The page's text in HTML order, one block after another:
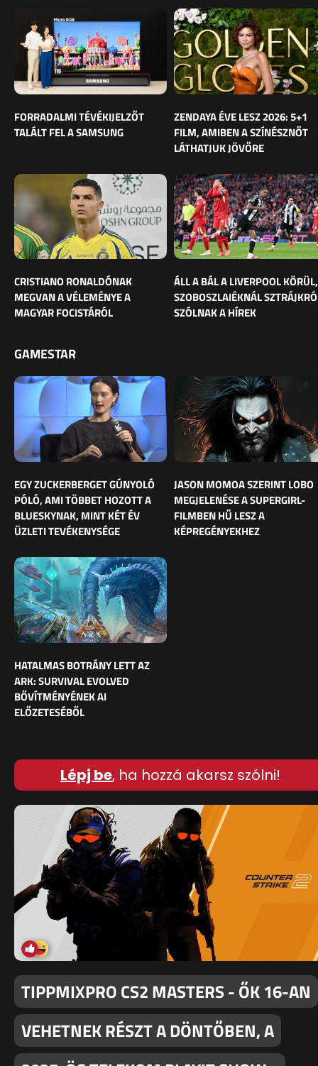
FORRADALMI TÉVÉKIJELZŐT
TALÁLT FEL A SAMSUNG
ZENDAYA ÉVE LESZ 2026: 5+1
FILM, AMIBEN A SZÍNÉSZNŐT
LÁTHATJUK JÖVŐRE
CRISTIANO RONALDÓNAK
MEGVAN A VÉLEMÉNYE A
MAGYAR FOCISTÁRÓL
ÁLL A BÁL A LIVERPOOL KÖRÜL,
SZOBOSZLAIÉKNÁL
SZÓLNAK A HÍREK
GAMESTAR
EGY ZUCKERBERGET GÚNYOLÓ
PÓLÓ, AMI TÖBBET HOZOTT A
BLUESKYNAK, MINT KÉT ÉV
ÜZLETI TEVÉKENYSÉGE
JASON MOMOA SZERINT LOBO
MEGJELENÉSE A SUPERGIRL-
FILMBEN HŰ LESZ A
KÉPREGÉNYEKHEZ
HATALMAS BOTRÁNY LETT AZ
ARK: SURVIVAL EVOLVED
BŐVÍTMÉNYÉNEK AI
ELŐZETESÉBŐL
Lépj be, ha hozzá akarsz szólni!
TIPPMIXPRO CS2 MASTERS - ŐK 16-AN
VEHETNEK RÉSZT A DÖNTŐBEN, A